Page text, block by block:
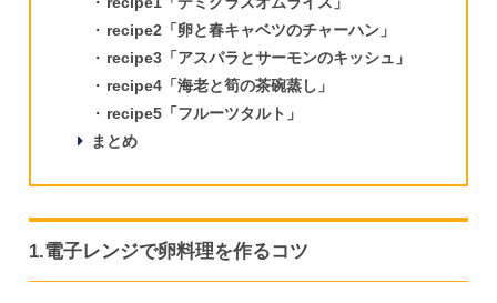
recipe2「卵と春キャベツのチャーハン」
recipe3「アスパラとサーモンのキッシュ」
recipe4「海老と筍の茶碗蒸し」
recipe5「フルーツタルト」
まとめ
1.電子レンジで卵料理を作るコツ